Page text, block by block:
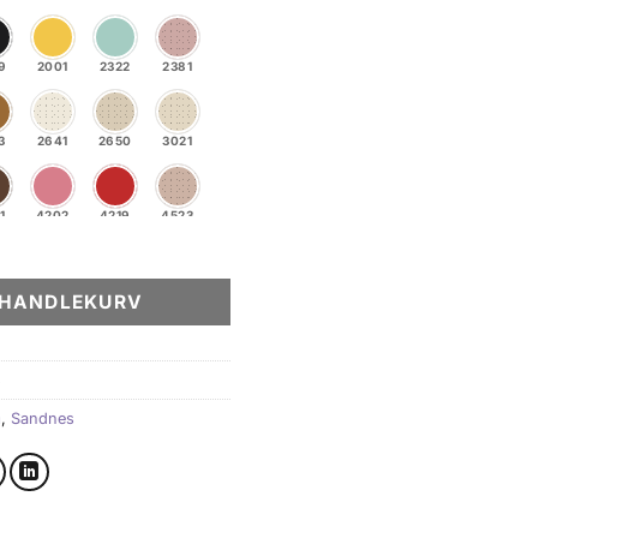
2001 2322 2381
2641 2650 3021
4202 4219 4523
9564
, Sandnes